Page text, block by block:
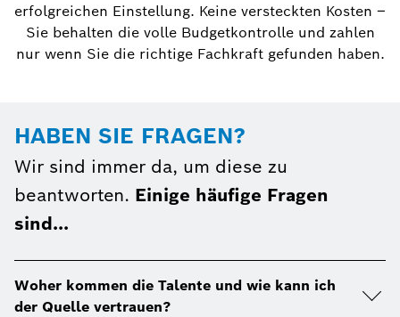
erfolgreichen Einstellung. Keine versteckten Kosten –
Sie behalten die volle Budgetkontrolle und zahlen
nur wenn Sie die richtige Fachkraft gefunden haben.
HABEN SIE FRAGEN?
Wir sind immer da, um diese zu
beantworten. Einige häufige Fragen
sind...
Woher kommen die Talente und wie kann ich
der Quelle vertrauen?